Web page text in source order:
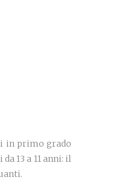
in primo grado
13 a 11 anni: il